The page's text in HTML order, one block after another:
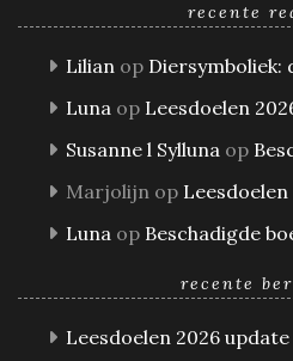
recente
Lilian op Diersymboliek:
Luna op Leesdoelen
Susanne l Sylluna op
Marjolijn op
Luna op Beschadigde
recente
Leesdoelen 2026